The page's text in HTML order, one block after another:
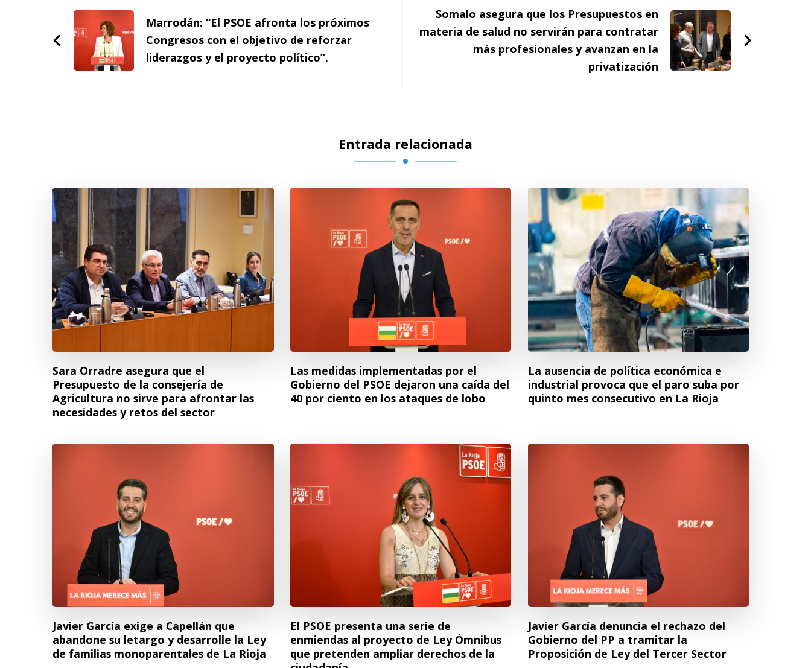
de
entradas
Marrodán: “El PSOE afronta los próximos
Congresos con el objetivo de reforzar
liderazgos y el proyecto político”.
Somalo asegura que los Presupuestos en
materia de salud no servirán para contratar
más profesionales y avanzan en la
privatización
Entrada relacionada
Sara Orradre asegura que el
Presupuesto de la consejería de
Agricultura no sirve para afrontar las
necesidades y retos del sector
Las medidas implementadas por el
Gobierno del PSOE dejaron una caída del
40 por ciento en los ataques de lobo
La ausencia de política económica e
industrial provoca que el paro suba por
quinto mes consecutivo en La Rioja
Javier García exige a Capellán que
abandone su letargo y desarrolle la Ley
de familias monoparentales de La Rioja
El PSOE presenta una serie de
enmiendas al proyecto de Ley Ómnibus
que pretenden ampliar derechos de la
Javier García denuncia el rechazo del
Gobierno del PP a tramitar la
Proposición de Ley del Tercer Sector